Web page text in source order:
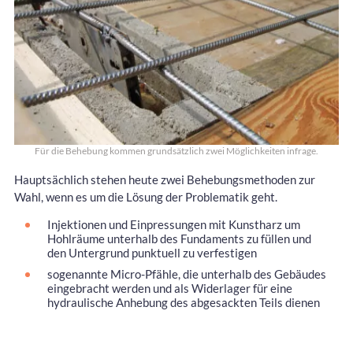
Für die Behebung kommen grundsätzlich zwei Möglichkeiten infrage.
Hauptsächlich stehen heute zwei Behebungsmethoden zur
Wahl, wenn es um die Lösung der Problematik geht.
Injektionen und Einpressungen mit Kunstharz um
Hohlräume unterhalb des Fundaments zu füllen und
den Untergrund punktuell zu verfestigen
sogenannte Micro-Pfähle, die unterhalb des Gebäudes
eingebracht werden und als Widerlager für eine
hydraulische Anhebung des abgesackten Teils dienen